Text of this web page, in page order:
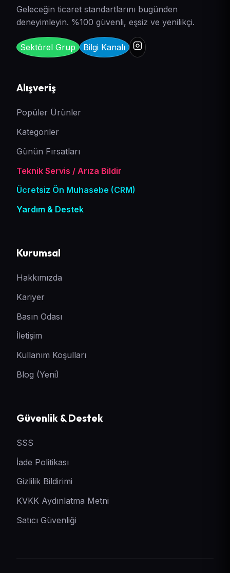
Geleceğin ticaret standartlarını bugünden
deneyimleyin. %100 güvenli, eşsiz ve yenilikçi.
Sektörel Grup Bilgi Kanalı
Alışveriş
Popüler Ürünler
Kategoriler
Günün Fırsatları
Teknik Servis / Arıza Bildir
Ücretsiz Ön Muhasebe (CRM)
Yardım & Destek
Kurumsal
Hakkımızda
Kariyer
Basın Odası
İletişim
Kullanım Koşulları
Blog (Yeni)
Güvenlik & Destek
SSS
İade Politikası
Gizlilik Bildirimi
KVKK Aydınlatma Metni
Satıcı Güvenliği